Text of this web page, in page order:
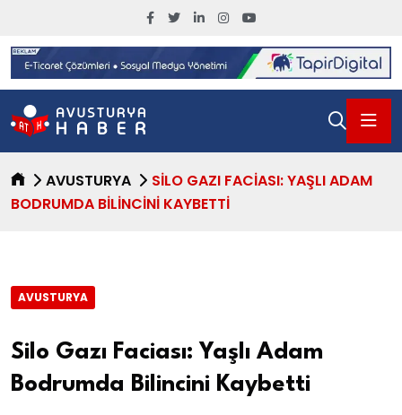
AVUSTURYA
SILO GAZI FACIASI: YAŞLI ADAM
BODRUMDA BILINCINI KAYBETTI
AVUSTURYA
Silo Gazı Faciası: Yaşlı Adam
Bodrumda Bilincini Kaybetti